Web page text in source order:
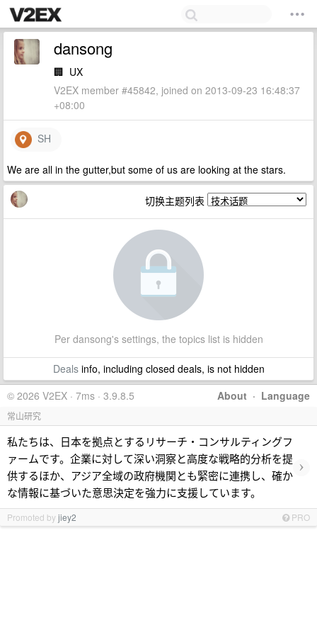
dansong
🏢 UX
V2EX member #45842, joined on 2013-09-23 16:48:37
+08:00
SH
We are all in the gutter,but some of us are looking at the stars.
切换主题列表
Per dansong's settings, the topics list is hidden
Dealsinfo, including closed deals, is not hidden
About · Language
© 2026 V2EX · 7ms · 3.9.8.5
常山研究
私たちは、日本を拠点とするリサーチ・コンサルティングフ
ァームです。企業に対して深い洞察と高度な戦略的分析を提
供するほか、アジア全域の政府機関とも緊密に連携し、確か
な情報に基づいた意思決定を強力に支援しています。
›
Promoted byjiey2 PRO